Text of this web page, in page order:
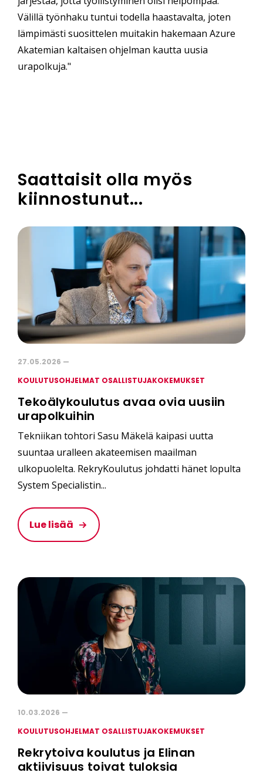
Välillä työnhaku tuntui todella haastavalta, joten
lämpimästi suosittelen muitakin hakemaan Azure
Akatemian kaltaisen ohjelman kautta uusia
urapolkuja."
Saattaisit olla myös
kiinnostunut...
27.05.2026 —
KOULUTUSOHJELMAT OSALLISTUJAKOKEMUKSET
Tekoälykoulutus avaa ovia uusiin
urapolkuihin
Tekniikan tohtori Sasu Mäkelä kaipasi uutta
suuntaa uralleen akateemisen maailman
ulkopuolelta. RekryKoulutus johdatti hänet lopulta
System Specialistin...
Lue lisää
10.03.2026 —
KOULUTUSOHJELMAT OSALLISTUJAKOKEMUKSET
Rekrytoiva koulutus ja Elinan
aktiivisuus toivat tuloksia